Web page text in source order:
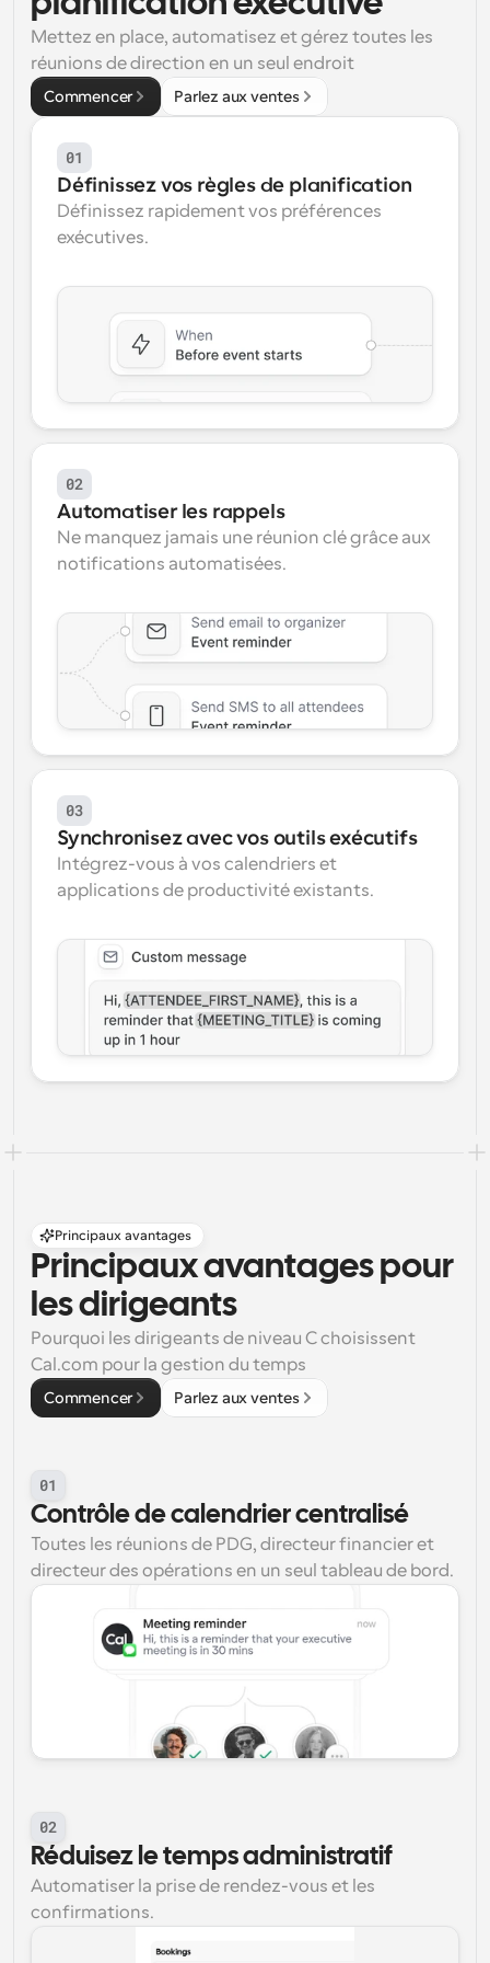
Flux de travail
Automatiser la planification et les rappels
Blog
jour
Réunions instantanées
Rencontrez des clients en quelques minutes
Réservez facilement des réunions avec plusieurs
Webhooks
Soyez informé lorsque quelque chose se passe
Mettez en place, automatisez et gérez toutes les
réunions de direction en un seul endroit
Commencer Parlez aux ventes
01
Définissez vos règles de planification
Définissez rapidement vos préférences
exécutives.
02
Automatiser les rappels
Ne manquez jamais une réunion clé grâce aux
notifications automatisées.
03
Synchronisez avec vos outils exécutifs
Intégrez-vous à vos calendriers et
applications de productivité existants.
Principaux avantages
Principaux avantages pour
les dirigeants
Pourquoi les dirigeants de niveau C choisissent
Cal.com pour la gestion du temps
Commencer Parlez aux ventes
01
Contrôle de calendrier centralisé
Toutes les réunions de PDG, directeur financier et
directeur des opérations en un seul tableau de bord.
02
Réduisez le temps administratif
Automatiser la prise de rendez-vous et les
confirmations.